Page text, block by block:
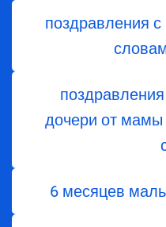
поздравления
дочери от
6 месяцев